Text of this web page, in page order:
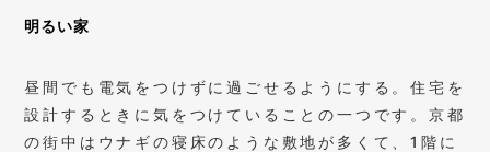
明るい家
昼間でも電気をつけずに過ごせるようにする。住宅を
設計するときに気をつけていることの一つです。京都
の街中はウナギの寝床のような敷地が多くて、1階に